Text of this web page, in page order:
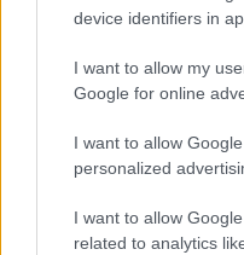
device identifiers in
I want to allow my
Google for online
I want to allow
personalized
I want to allow
related to analytics
Σκύλοι θεραπείας